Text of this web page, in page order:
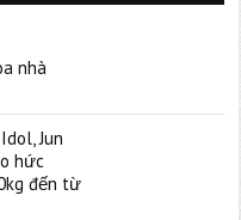
nhà
Jun
hức
đến từ